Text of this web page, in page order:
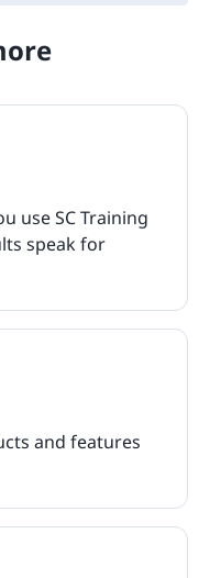
use SC Training
speak for
and features